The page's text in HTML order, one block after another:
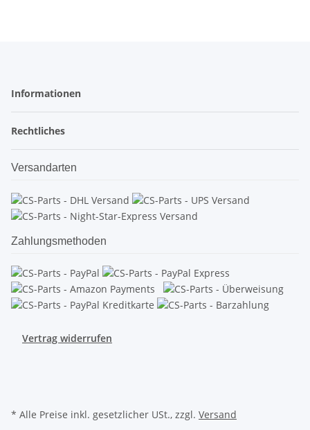
Informationen
Rechtliches
Versandarten
Zahlungsmethoden
Vertrag widerrufen
* Alle Preise inkl. gesetzlicher USt., zzgl. Versand